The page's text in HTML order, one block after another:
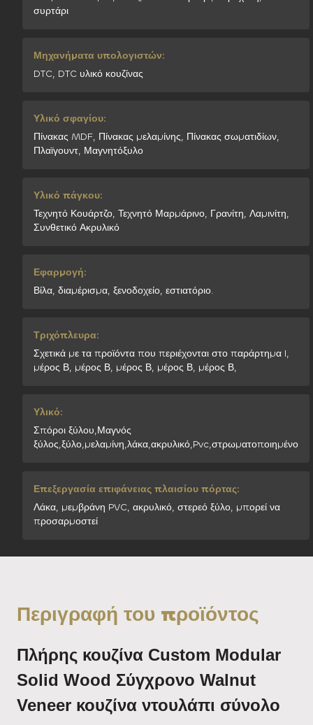
συρτάρι
Μηχανήματα υπολογιστών:
DTC, DTC υλικό κουζίνας
Υλικό σφαγίου:
Πίνακας MDF, Πίνακας μελαμίνης, Πίνακας σωματιδίων,
Πλαϊγουντ, Μαγνητόξυλο
Υλικό πάγκου:
Τεχνητό Κουάρτζο, Τεχνητό Μαρμάρινο, Γρανίτη, Λαμινίτη,
Συνθετικό Ακρυλικό
Εφαρμογή:
Βίλα, διαμέρισμα, ξενοδοχείο, εστιατόριο.
Τριχόπλευρα:
Σχετικά με τα προϊόντα που περιέχονται στο παράρτημα I,
μέρος Β, μέρος Β, μέρος Β, μέρος Β, μέρος Β,
Υλικό:
Σπόροι ξύλου,Μαγνός
ξύλος,ξύλο,μελαμίνη,λάκα,ακρυλικό,Pvc,στρωματοποιημένο
Επεξεργασία επιφάνειας πλαισίου πόρτας:
Λάκα, μεμβράνη PVC, ακρυλικό, στερεό ξύλο, μπορεί να
προσαρμοστεί
Περιγραφή του προϊόντος
Πλήρης κουζίνα Custom Modular
Solid Wood Σύγχρονο Walnut
Veneer κουζίνα ντουλάπι σύνολο